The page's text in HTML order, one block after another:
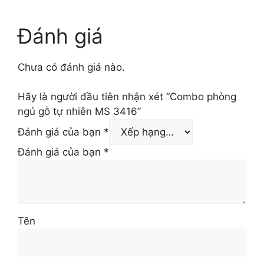
Đánh giá
Chưa có đánh giá nào.
Hãy là người đầu tiên nhận xét “Combo phòng
ngủ gỗ tự nhiên MS 3416”
Đánh giá của bạn *
Đánh giá của bạn *
Tên